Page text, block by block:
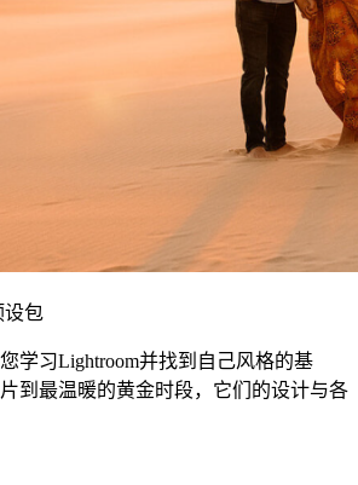
设包
学习Lightroom并找到自己风格的基
到最温暖的黄金时段，它们的设计与各